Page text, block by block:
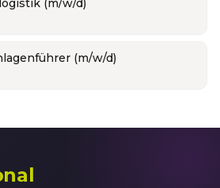
(m/w/d)
(m/w/d)